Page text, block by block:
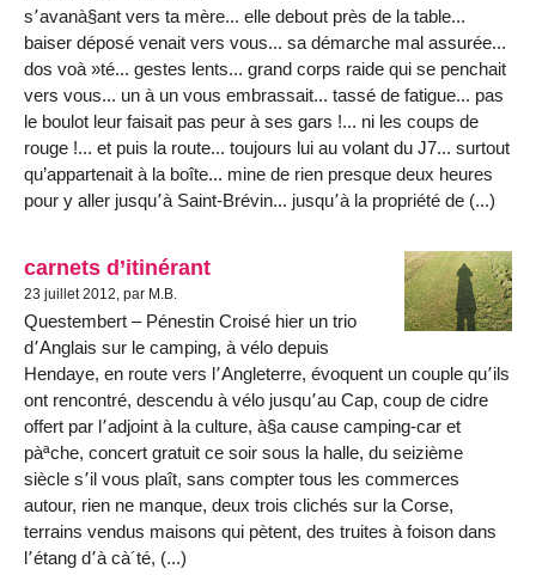
s՚avanà§ant vers ta mère... elle debout près de la table...
baiser déposé venait vers vous... sa démarche mal assurée...
dos voà »té... gestes lents... grand corps raide qui se penchait
vers vous... un à un vous embrassait... tassé de fatigue... pas
le boulot leur faisait pas peur à ses gars !... ni les coups de
rouge !... et puis la route... toujours lui au volant du J7... surtout
qu’appartenait à la boîte... mine de rien presque deux heures
pour y aller jusqu՚à Saint-Brévin... jusqu՚à la propriété de (...)
carnets d’itinérant
23 juillet 2012, par M.B.
Questembert – Pénestin Croisé hier un trio
d՚Anglais sur le camping, à vélo depuis
Hendaye, en route vers l՚Angleterre, évoquent un couple qu՚ils
ont rencontré, descendu à vélo jusqu՚au Cap, coup de cidre
offert par l՚adjoint à la culture, à§a cause camping-car et
pàªche, concert gratuit ce soir sous la halle, du seizième
siècle s՚il vous plaît, sans compter tous les commerces
autour, rien ne manque, deux trois clichés sur la Corse,
terrains vendus maisons qui pètent, des truites à foison dans
l՚étang d՚à cà´té, (...)